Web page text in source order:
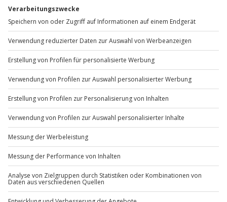
Gutschein gültig für 2 Personen
Du möchtest als Firma bestellen?
Sichere Dir attraktive Firmenkunden Vorteile.
+49 89 / 60 60 89 700
Mo-Fr: 9-17 Uhr
b2b@jochen-schweizer.de
www.b2b.jochen-schweizer.de/
Artikelnummer:47560
Andere Produkte entdecken